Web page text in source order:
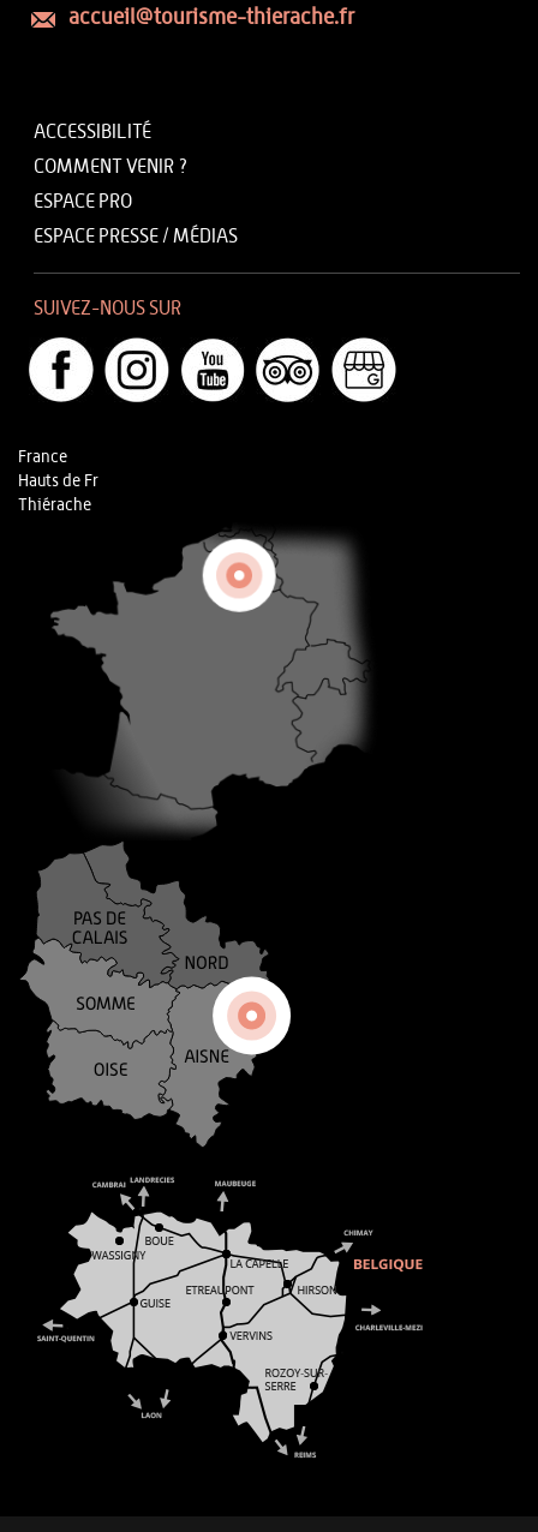
accueil@tourisme-thierache.fr
ACCESSIBILITÉ
COMMENT VENIR ?
ESPACE PRO
ESPACE PRESSE / MÉDIAS
SUIVEZ-NOUS SUR
France
Hauts de Fr
Thiérache